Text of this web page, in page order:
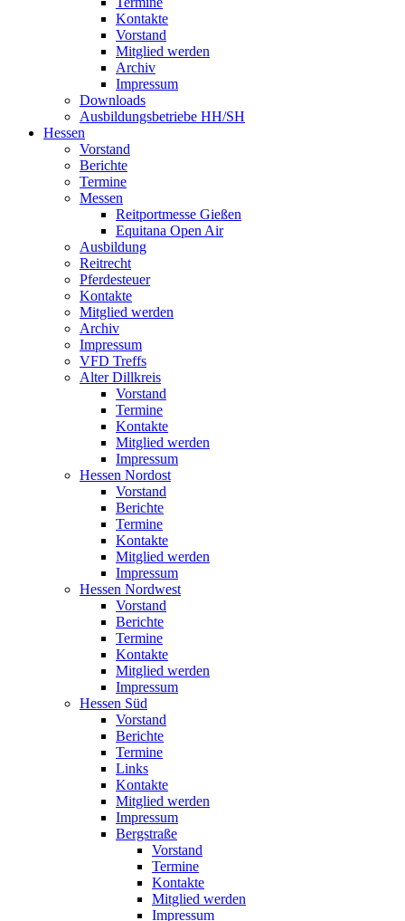
Kontakte
Vorstand
Mitglied werden
Archiv
Impressum
Downloads
Ausbildungsbetriebe HH/SH
Hessen
Vorstand
Berichte
Termine
Messen
Reitportmesse Gießen
Equitana Open Air
Ausbildung
Reitrecht
Pferdesteuer
Kontakte
Mitglied werden
Archiv
Impressum
VFD Treffs
Alter Dillkreis
Vorstand
Termine
Kontakte
Mitglied werden
Impressum
Hessen Nordost
Vorstand
Berichte
Termine
Kontakte
Mitglied werden
Impressum
Hessen Nordwest
Vorstand
Berichte
Termine
Kontakte
Mitglied werden
Impressum
Hessen Süd
Vorstand
Berichte
Termine
Links
Kontakte
Mitglied werden
Impressum
Bergstraße
Vorstand
Termine
Kontakte
Mitglied werden
Impressum